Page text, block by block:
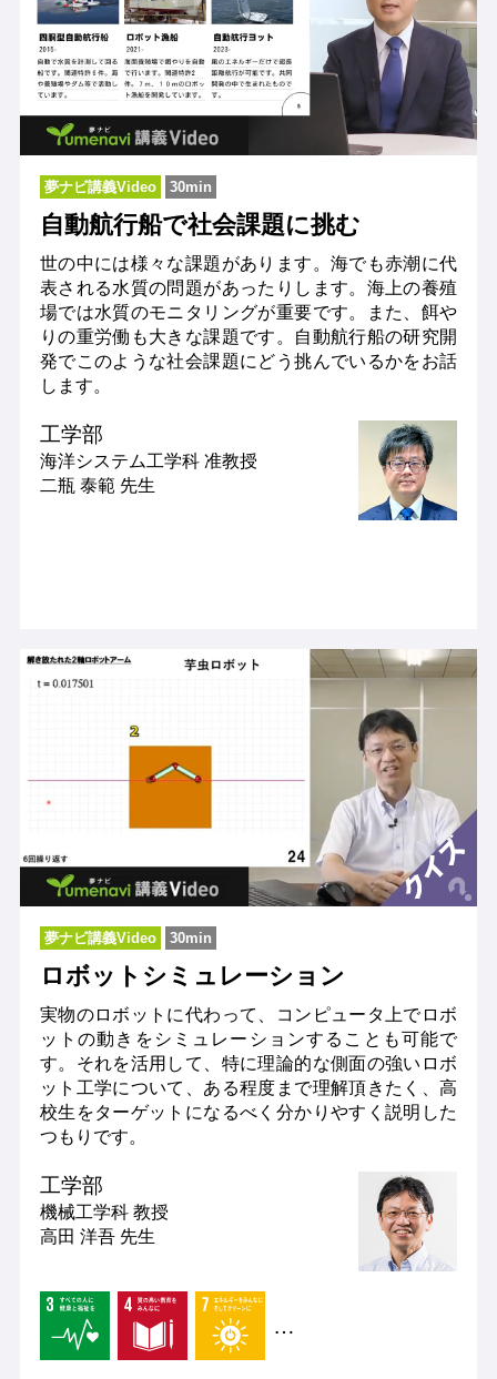
夢ナビ講義Video 30min
自動航行船で社会課題に挑む
世の中には様々な課題があります。海でも赤潮に代
表される水質の問題があったりします。海上の養殖
場では水質のモニタリングが重要です。また、餌や
りの重労働も大きな課題です。自動航行船の研究開
発でこのような社会課題にどう挑んでいるかをお話
します。
工学部
海洋システム工学科 准教授
二瓶 泰範 先生
夢ナビ講義Video 30min
ロボットシミュレーション
実物のロボットに代わって、コンピュータ上でロボ
ットの動きをシミュレーションすることも可能で
す。それを活用して、特に理論的な側面の強いロボ
ット工学について、ある程度まで理解頂きたく、高
校生をターゲットになるべく分かりやすく説明した
つもりです。
工学部
機械工学科 教授
高田 洋吾 先生
…